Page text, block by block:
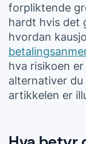
forpliktende
hardt hvis det
hvordan
hva risikoen
alternativer
artikkelen er